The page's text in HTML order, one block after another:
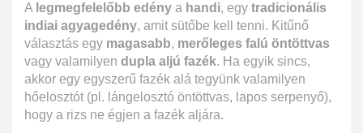
A legmegfelelőbb edény a handi, egy tradicionális
indiai agyagedény, amit sütőbe kell tenni. Kitűnő
választás egy magasabb, merőleges falú öntöttvas
vagy valamilyen dupla aljú fazék. Ha egyik sincs,
akkor egy egyszerű fazék alá tegyünk valamilyen
hőelosztót (pl. lángelosztó öntöttvas, lapos serpenyő),
hogy a rizs ne égjen a fazék aljára.